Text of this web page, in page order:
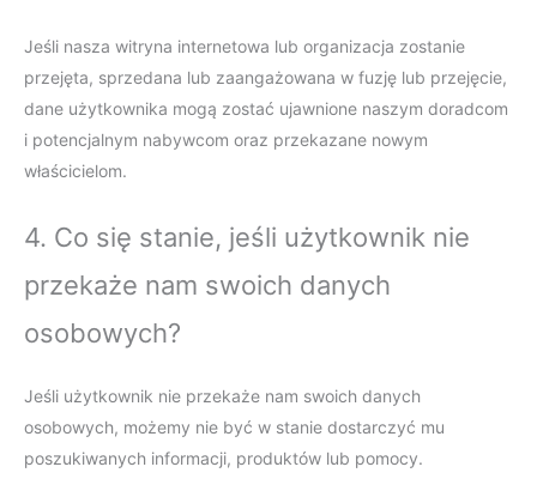
Jeśli nasza witryna internetowa lub organizacja zostanie
przejęta, sprzedana lub zaangażowana w fuzję lub przejęcie,
dane użytkownika mogą zostać ujawnione naszym doradcom
i potencjalnym nabywcom oraz przekazane nowym
właścicielom.
4. Co się stanie, jeśli użytkownik nie
przekaże nam swoich danych
osobowych?
Jeśli użytkownik nie przekaże nam swoich danych
osobowych, możemy nie być w stanie dostarczyć mu
poszukiwanych informacji, produktów lub pomocy.